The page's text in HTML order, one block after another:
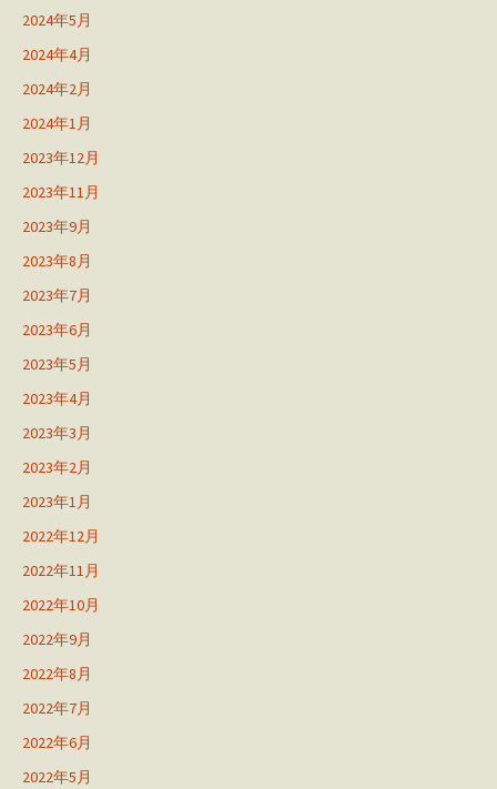
2024年5月
2024年4月
2024年2月
2024年1月
2023年12月
2023年11月
2023年9月
2023年8月
2023年7月
2023年6月
2023年5月
2023年4月
2023年3月
2023年2月
2023年1月
2022年12月
2022年11月
2022年10月
2022年9月
2022年8月
2022年7月
2022年6月
2022年5月